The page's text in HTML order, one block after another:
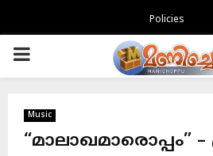
Policies
PRIMARY
Music
“മാലാഖമാരൊപ്പം”